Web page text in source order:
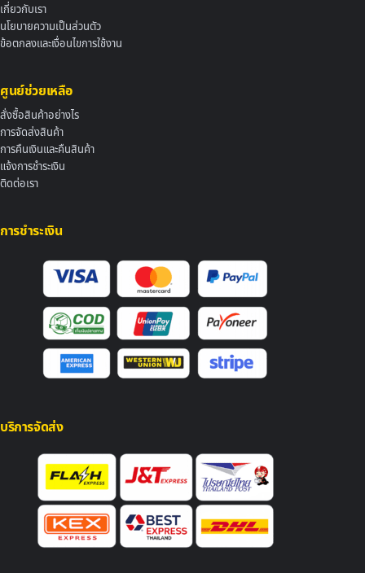
เกี่ยวกับเรา
นโยบายความเป็นส่วนตัว
ข้อตกลงและเงื่อนไขการใช้งาน
ศูนย์ช่วยเหลือ
สั่งซื้อสินค้าอย่างไร
การจัดส่งสินค้า
การคืนเงินและคืนสินค้า
แจ้งการชำระเงิน
ติดต่อเรา
การชำระเงิน
บริการจัดส่ง